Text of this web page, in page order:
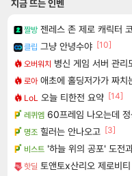
지금 뜨는 인벤
짤방 젠레스 존 제로 캐릭터
클립 그냥 안녕수야 [10]
오버워치 병신 게임 서버 관리
로아 애초에 홀딩저가가 짜치
LoL 오늘 티한전 요약 [14]
레퀴엠 60프레임 나오는데
명조 힐러는 안나오고 [3]
비스트 '하늘 위의 공포' 도전
핫딜 토앤토x산리오 제로비티